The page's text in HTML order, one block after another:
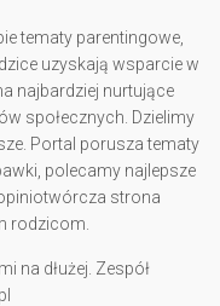
tematy parentingowe,
uzyskają wsparcie w
najbardziej nurtujące
społecznych. Dzielimy
Portal porusza tematy
polecamy najlepsze
strona
rodzicom.
na dłużej. Zespół